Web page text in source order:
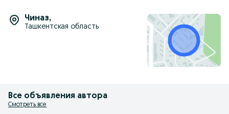
Чиназ,
Ташкентская область
Все объявления автора
Смотреть все